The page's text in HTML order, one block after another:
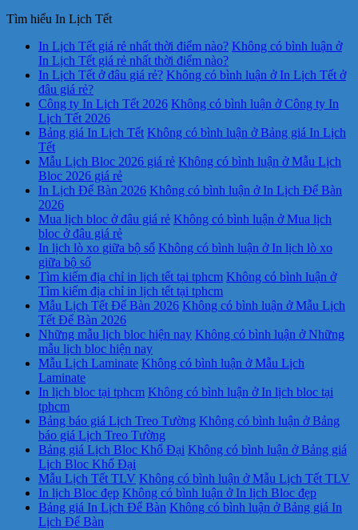
Tìm hiểu In Lịch Tết
In Lịch Tết giá rẻ nhất thời điểm nào? Không có bình luận ở
In Lịch Tết giá rẻ nhất thời điểm nào?
In Lịch Tết ở đâu giá rẻ? Không có bình luận ở In Lịch Tết ở
đâu giá rẻ?
Công ty In Lịch Tết 2026 Không có bình luận ở Công ty In
Lịch Tết 2026
Bảng giá In Lịch Tết Không có bình luận ở Bảng giá In Lịch
Tết
Mẫu Lịch Bloc 2026 giá rẻ Không có bình luận ở Mẫu Lịch
Bloc 2026 giá rẻ
In Lịch Để Bàn 2026 Không có bình luận ở In Lịch Để Bàn
2026
Mua lịch bloc ở đâu giá rẻ Không có bình luận ở Mua lịch
bloc ở đâu giá rẻ
In lịch lò xo giữa bộ số Không có bình luận ở In lịch lò xo
giữa bộ số
Tìm kiếm địa chỉ in lịch tết tại tphcm Không có bình luận ở
Tìm kiếm địa chỉ in lịch tết tại tphcm
Mẫu Lịch Tết Để Bàn 2026 Không có bình luận ở Mẫu Lịch
Tết Để Bàn 2026
Những mẫu lịch bloc hiện nay Không có bình luận ở Những
mẫu lịch bloc hiện nay
Mẫu Lịch Laminate Không có bình luận ở Mẫu Lịch
Laminate
In lịch bloc tại tphcm Không có bình luận ở In lịch bloc tại
tphcm
Bảng báo giá Lịch Treo Tường Không có bình luận ở Bảng
báo giá Lịch Treo Tường
Bảng giá Lịch Bloc Khổ Đại Không có bình luận ở Bảng giá
Lịch Bloc Khổ Đại
Mẫu Lịch Tết TLV Không có bình luận ở Mẫu Lịch Tết TLV
In lịch Bloc đẹp Không có bình luận ở In lịch Bloc đẹp
Bảng giá In Lịch Để Bàn Không có bình luận ở Bảng giá In
Lịch Để Bàn